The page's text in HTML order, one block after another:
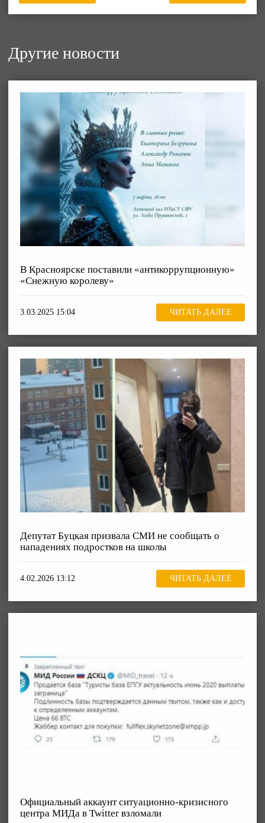
Другие новости
В Красноярске поставили «антикоррупционную»
«Снежную королеву»
3.03.2025 15:04 ЧИТАТЬ ДАЛЕЕ
Депутат Буцкая призвала СМИ не сообщать о
нападениях подростков на школы
4.02.2026 13:12 ЧИТАТЬ ДАЛЕЕ
Официальный аккаунт ситуационно-кризисного
центра МИДа в Twitter взломали